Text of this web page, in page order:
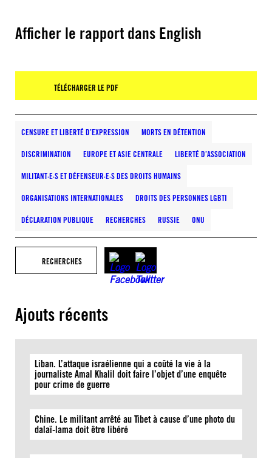
Afficher le rapport dans English
TÉLÉCHARGER LE PDF
CENSURE ET LIBERTÉ D’EXPRESSION MORTS EN DÉTENTION
DISCRIMINATION EUROPE ET ASIE CENTRALE LIBERTÉ D’ASSOCIATION
MILITANT·E·S ET DÉFENSEUR·E·S DES DROITS HUMAINS
ORGANISATIONS INTERNATIONALES DROITS DES PERSONNES LGBTI
DÉCLARATION PUBLIQUE RECHERCHES RUSSIE ONU
RECHERCHES
Ajouts récents
Liban. L’attaque israélienne qui a coûté la vie à la
journaliste Amal Khalil doit faire l’objet d’une enquête
pour crime de guerre
Chine. Le militant arrêté au Tibet à cause d’une photo du
dalaï-lama doit être libéré